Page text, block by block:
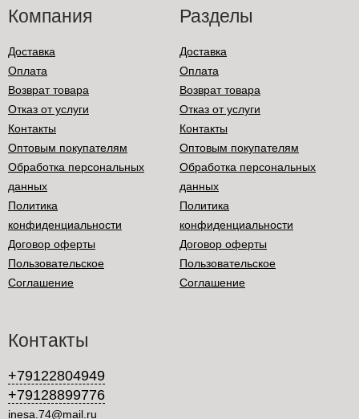
Компания
Доставка
Оплата
Возврат товара
Отказ от услуги
Контакты
Оптовым покупателям
Обработка персональных
данных
Политика
конфиденциальности
Договор оферты
Пользовательское
Соглашение
Разделы
Доставка
Оплата
Возврат товара
Отказ от услуги
Контакты
Оптовым покупателям
Обработка персональных
данных
Политика
конфиденциальности
Договор оферты
Пользовательское
Соглашение
Контакты
+79122804949
+79128899776
inesa.74@mail.ru